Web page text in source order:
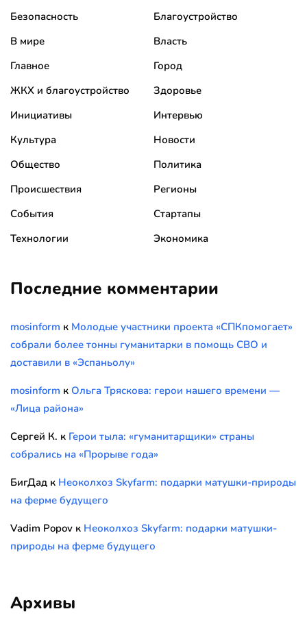
Безопасность
Благоустройство
В мире
Власть
Главное
Город
ЖКХ и благоустройство
Здоровье
Инициативы
Интервью
Культура
Новости
Общество
Политика
Происшествия
Регионы
События
Стартапы
Технологии
Экономика
Последние комментарии
mosinform к Молодые участники проекта «СПКпомогает»
собрали более тонны гуманитарки в помощь СВО и
доставили в «Эспаньолу»
mosinform к Ольга Тряскова: герои нашего времени —
«Лица района»
Сергей К. к Герои тыла: «гуманитарщики» страны
собрались на «Прорыве года»
БигДад к Неоколхоз Skyfarm: подарки матушки-природы
на ферме будущего
Vadim Popov к Неоколхоз Skyfarm: подарки матушки-
природы на ферме будущего
Архивы